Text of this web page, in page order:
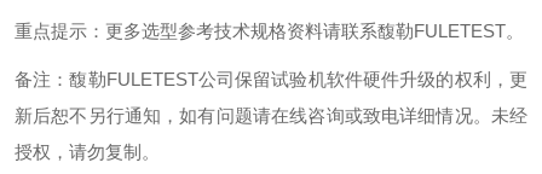
重点提示 ： 更多选型参考技术规格资料请联系馥勒FULETEST。
备注：馥勒FULETEST公司保留试验机软件硬件升级的权利，更
新后恕不另行通知，如有问题请在线咨询或致电详细情况。未经
授权，请勿复制。